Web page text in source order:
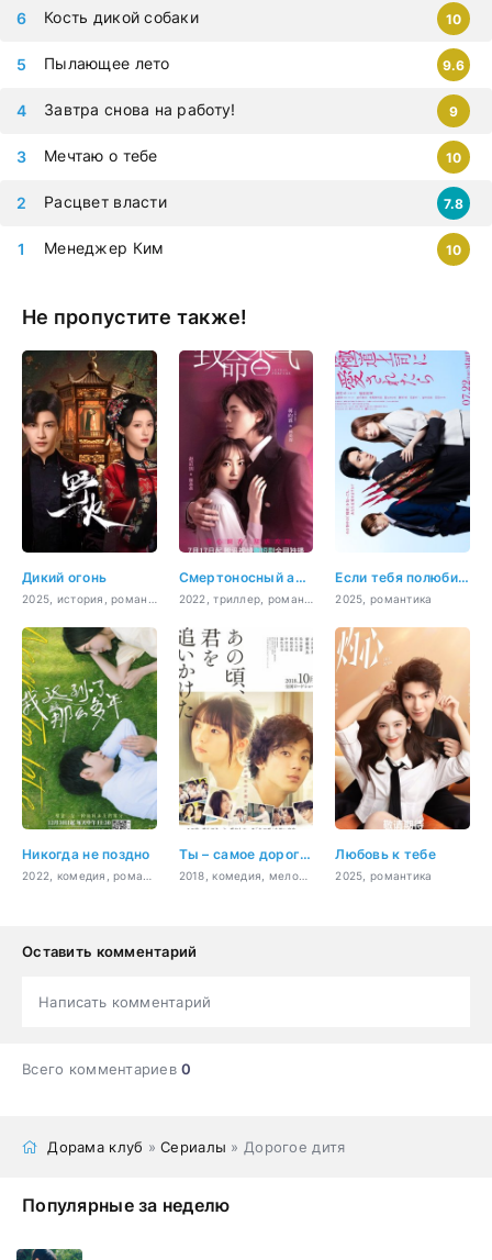
Менеджер Ким 10
Расцвет власти 7.8
Мечтаю о тебе 10
Завтра снова на работу! 9
Пылающее лето 9.6
Кость дикой собаки 10
Не пропустите также!
Дикий огонь Смертоносный аромат Если тебя полюбил босс якудза
2025, романтика
Никогда не поздно Ты – самое дорогое, что у меня есть
2018, комедия, мелодрама
Любовь к тебе
2025, романтика
Оставить комментарий
Написать комментарий
Всего комментариев0
Дорама клуб »Сериалы » Дорогое дитя
Популярные за неделю